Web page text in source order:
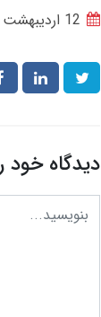
دیدگاه خود